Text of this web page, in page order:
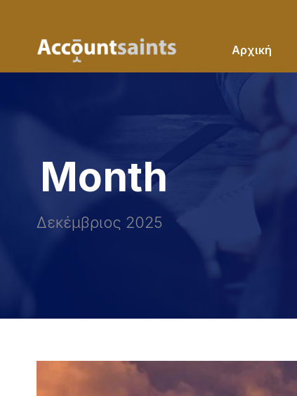
Αρχική
Month
Δεκέμβριος 2025